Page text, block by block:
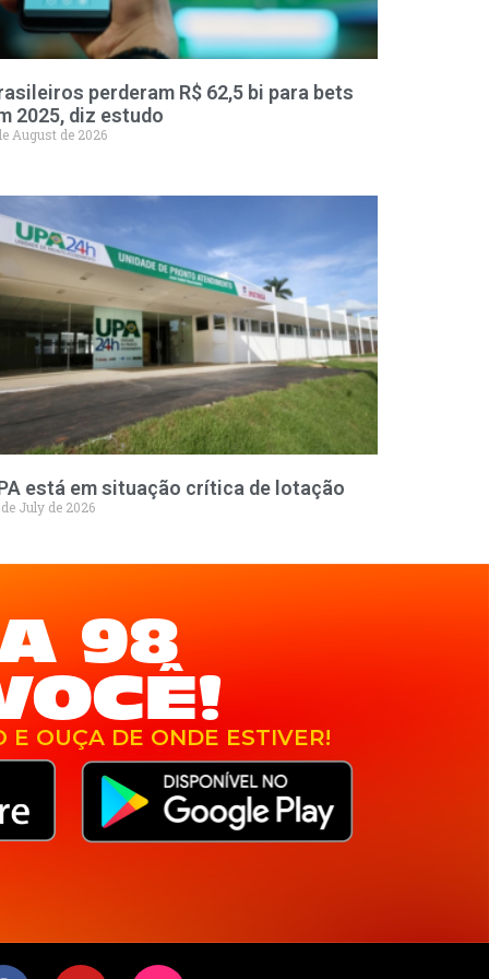
perderam R$ 62,5 bi para bets
2025, diz estudo
August de 2026
está em situação crítica de lotação
July de 2026
98
E OUÇA DE ONDE ESTIVER!